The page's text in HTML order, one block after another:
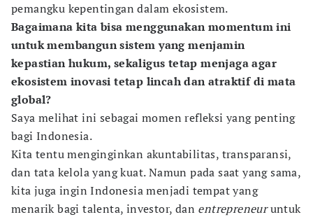
pemangku kepentingan dalam ekosistem.
Bagaimana kita bisa menggunakan momentum ini
untuk membangun sistem yang menjamin
kepastian hukum, sekaligus tetap menjaga agar
ekosistem inovasi tetap lincah dan atraktif di mata
global?
Saya melihat ini sebagai momen refleksi yang penting
bagi Indonesia.
Kita tentu menginginkan akuntabilitas, transparansi,
dan tata kelola yang kuat. Namun pada saat yang sama,
kita juga ingin Indonesia menjadi tempat yang
menarik bagi talenta, investor, dan entrepreneuruntuk